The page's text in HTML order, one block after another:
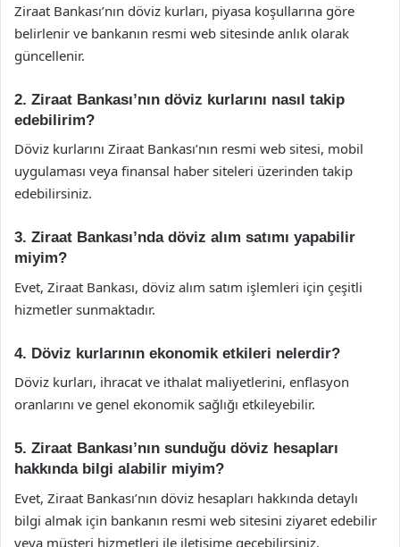
Ziraat Bankası’nın döviz kurları, piyasa koşullarına göre
belirlenir ve bankanın resmi web sitesinde anlık olarak
güncellenir.
2. Ziraat Bankası’nın döviz kurlarını nasıl takip
edebilirim?
Döviz kurlarını Ziraat Bankası’nın resmi web sitesi, mobil
uygulaması veya finansal haber siteleri üzerinden takip
edebilirsiniz.
3. Ziraat Bankası’nda döviz alım satımı yapabilir
miyim?
Evet, Ziraat Bankası, döviz alım satım işlemleri için çeşitli
hizmetler sunmaktadır.
4. Döviz kurlarının ekonomik etkileri nelerdir?
Döviz kurları, ihracat ve ithalat maliyetlerini, enflasyon
oranlarını ve genel ekonomik sağlığı etkileyebilir.
5. Ziraat Bankası’nın sunduğu döviz hesapları
hakkında bilgi alabilir miyim?
Evet, Ziraat Bankası’nın döviz hesapları hakkında detaylı
bilgi almak için bankanın resmi web sitesini ziyaret edebilir
veya müşteri hizmetleri ile iletişime geçebilirsiniz.